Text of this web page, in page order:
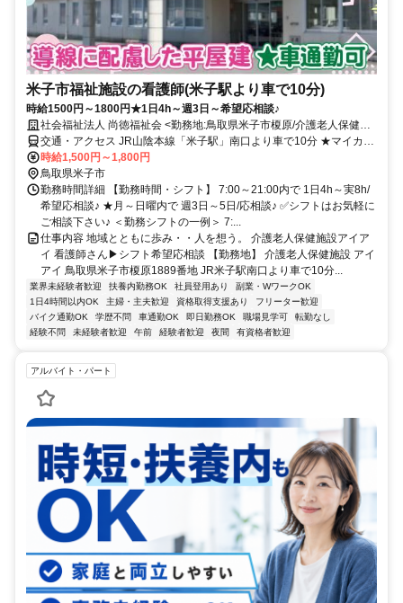
米子市福祉施設の看護師(米子駅より車で10分)
時給1500円～1800円★1日4h～週3日～希望応相談♪
社会福祉法人 尚徳福祉会 <勤務地:鳥取県米子市榎原/介護老人保健施
設アイアイ>
交通・アクセス JR山陰本線「米子駅」南口より車で10分 ★マイカー
通勤OK
時給1,500円～1,800円
鳥取県米子市
勤務時間詳細 【勤務時間・シフト】 7:00～21:00内で 1日4h～実8h/
希望応相談♪ ★月～日曜内で 週3日～5日/応相談♪ ✅シフトはお気軽に
ご相談下さい♪ ＜勤務シフトの一例＞ 7:...
仕事内容 地域とともに歩み・・人を想う。 介護老人保健施設アイア
イ 看護師さん▶シフト希望応相談 【勤務地】 介護老人保健施設 アイ
アイ 鳥取県米子市榎原1889番地 JR米子駅南口より車で10分...
業界未経験者歓迎 扶養内勤務OK 社員登用あり
副業・WワークOK
1日4時間以内OK
主婦・主夫歓迎 資格取得支援あり
フリーター歓迎
バイク通勤OK
学歴不問 車通勤OK 即日勤務OK 職場見学可
転勤なし
経験不問
未経験者歓迎 午前 経験者歓迎 夜間 有資格者歓迎
アルバイト・パート